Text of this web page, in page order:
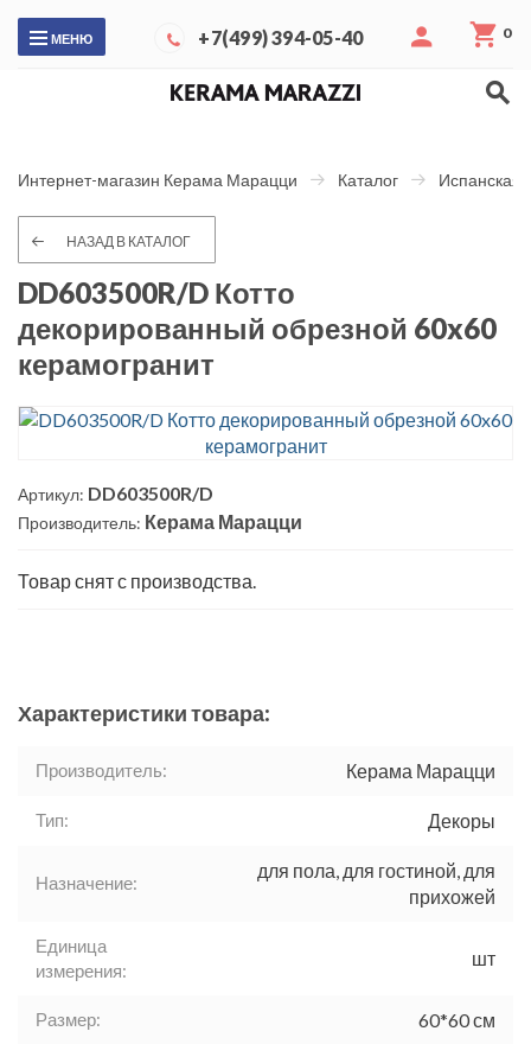
МЕНЮ +7(499) 394-05-40 0
Интернет-магазин Керама Марацци Каталог Испанская
НАЗАД В КАТАЛОГ
DD603500R/D Котто
декорированный обрезной 60x60
керамогранит
Артикул: DD603500R/D
Производитель: Керама Марацци
Товар снят с производства.
Характеристики товара:
Производитель: Керама Марацци
Тип: Декоры
Назначение:
для пола, для гостиной, для
прихожей
Единица
измерения:
шт
Размер: 60*60 см